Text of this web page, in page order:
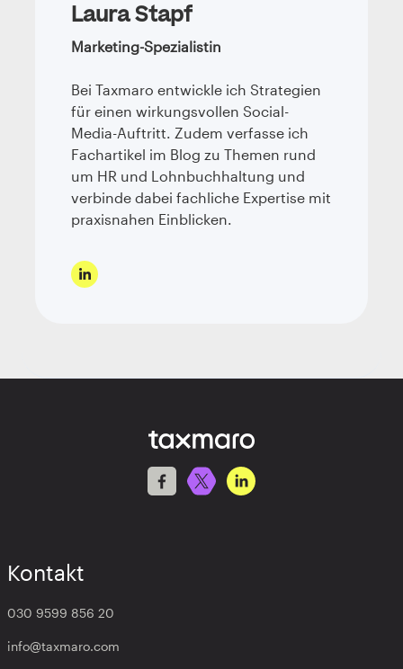
Laura Stapf
Marketing-Spezialistin
Bei Taxmaro entwickle ich Strategien
für einen wirkungsvollen Social-
Media-Auftritt. Zudem verfasse ich
Fachartikel im Blog zu Themen rund
um HR und Lohnbuchhaltung und
verbinde dabei fachliche Expertise mit
praxisnahen Einblicken.
Kontakt
030 9599 856 20
info@taxmaro.com